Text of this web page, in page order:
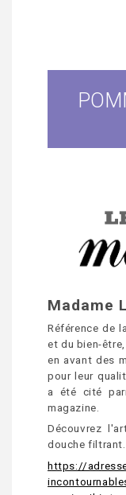
Madame
Référence de
et du bien-
en avant des
pour leur
a été cité
magazine.
Découvrez
douche filtrant.
https://